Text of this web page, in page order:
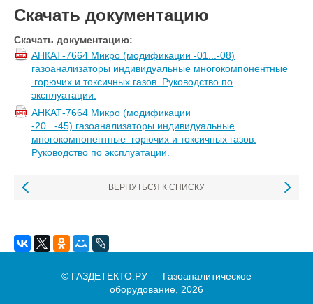
Скачать документацию
Скачать документацию:
АНКАТ-7664 Микро (модификации -01...-08)
газоанализаторы индивидуальные многокомпонентные
горючих и токсичных газов. Руководство по
эксплуатации.
АНКАТ-7664 Микро (модификации
-20...-45) газоанализаторы индивидуальные
многокомпонентные горючих и токсичных газов.
Руководство по эксплуатации.
ВЕРНУТЬСЯ К СПИСКУ
© ГАЗДЕТЕКТО.РУ — Газоаналитическое
оборудование, 2026